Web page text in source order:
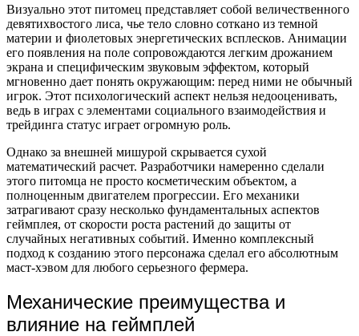
Визуально этот питомец представляет собой величественного
девятихвостого лиса, чье тело словно соткано из темной
материи и фиолетовых энергетических всплесков. Анимации
его появления на поле сопровождаются легким дрожанием
экрана и специфическим звуковым эффектом, который
мгновенно дает понять окружающим: перед ними не обычный
игрок. Этот психологический аспект нельзя недооценивать,
ведь в играх с элементами социального взаимодействия и
трейдинга статус играет огромную роль.
Однако за внешней мишурой скрывается сухой
математический расчет. Разработчики намеренно сделали
этого питомца не просто косметическим объектом, а
полноценным двигателем прогрессии. Его механики
затрагивают сразу несколько фундаментальных аспектов
геймплея, от скорости роста растений до защиты от
случайных негативных событий. Именно комплексный
подход к созданию этого персонажа сделал его абсолютным
маст-хэвом для любого серьезного фермера.
Механические преимущества и
влияние на геймплей